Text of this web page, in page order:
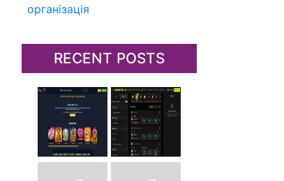
організація
RECENT POSTS